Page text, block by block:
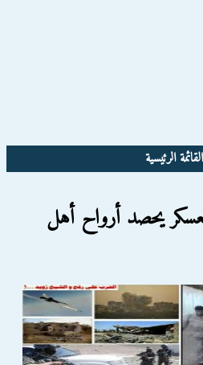
القائمة الرئيسية
يحصد أرواح أهل